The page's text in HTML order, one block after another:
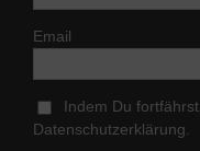
Email
Indem Du
Datenschutzerklärung.